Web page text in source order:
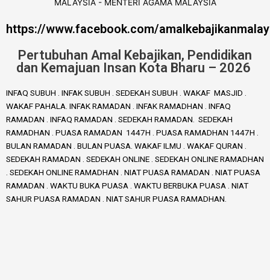
https://www.facebook.com/
Pertubuhan Amal Kebajikan, Pendidikan
dan Kemajuan Insan Kota Bharu – 2026
INFAQ SUBUH . INFAK SUBUH . SEDEKAH SUBUH . WAKAF MASJID .
WAKAF PAHALA. INFAK RAMADAN . INFAK RAMADHAN . INFAQ
RAMADAN . INFAQ RAMADAN . SEDEKAH RAMADAN. SEDEKAH
RAMADHAN . PUASA RAMADAN 1447H . PUASA RAMADHAN 1447H .
BULAN RAMADAN . BULAN PUASA. WAKAF ILMU . WAKAF QURAN .
SEDEKAH RAMADAN . SEDEKAH ONLINE . SEDEKAH ONLINE RAMADHAN
. SEDEKAH ONLINE RAMADHAN . NIAT PUASA RAMADAN . NIAT PUASA
RAMADAN . WAKTU BUKA PUASA . WAKTU BERBUKA PUASA . NIAT
SAHUR PUASA RAMADAN . NIAT SAHUR PUASA RAMADHAN.